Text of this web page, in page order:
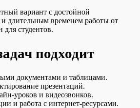
вариант с достойной
длительным временем работы от
для студентов.
подходит
документами и таблицами.
презентаций.
уроков и видеозвонков.
и работа с интернет-ресурсами.